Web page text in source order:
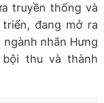
truyền thống và
đang mở ra
nhãn Hưng
thu và thành